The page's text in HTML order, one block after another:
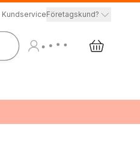
KundserviceFöretagskund?